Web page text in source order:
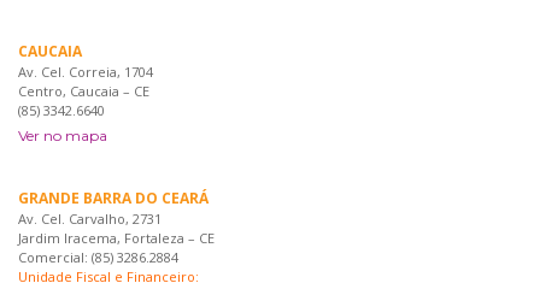
CAUCAIA
Av. Cel. Correia, 1704
Centro, Caucaia – CE
(85) 3342.6640
Ver no mapa
GRANDE BARRA DO CEARÁ
Av. Cel. Carvalho, 2731
Jardim Iracema, Fortaleza – CE
Comercial: (85) 3286.2884
Unidade Fiscal e Financeiro: